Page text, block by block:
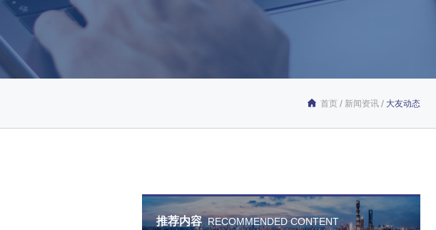
首页 / 新闻资讯 / 大友动态
推荐内容 RECOMMENDED CONTENT